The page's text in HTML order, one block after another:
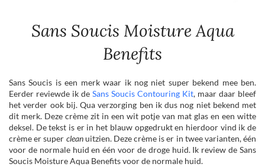
Sans Soucis Moisture Aqua
Benefits
Sans Soucis is een merk waar ik nog niet super bekend mee ben.
Eerder reviewde ik de Sans Soucis Contouring Kit, maar daar bleef
het verder ook bij. Qua verzorging ben ik dus nog niet bekend met
dit merk. Deze crème zit in een wit potje van mat glas en een witte
deksel. De tekst is er in het blauw opgedrukt en hierdoor vind ik de
crème er super cleanuitzien. Deze crème is er in twee varianten, één
voor de normale huid en één voor de droge huid. Ik review de Sans
Soucis Moisture Aqua Benefits voor de normale huid.